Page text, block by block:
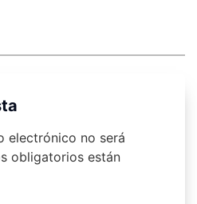
electrónico no será
obligatorios están